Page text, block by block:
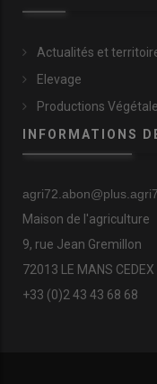
Actualités et
Elevage
Productions
INFORMATIONS
Maison de l'agriculture
9, rue Jean Gremillon
72013 LE MANS CEDEX
+33 (0)2 43 43 68 68